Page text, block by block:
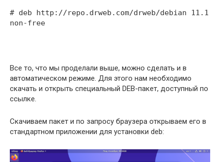
# deb http://repo.drweb.com/drweb/debian 11.1
non-free
Все то, что мы проделали выше, можно сделать и в
автоматическом режиме. Для этого нам необходимо
скачать и открыть специальный DEB-пакет, доступный по
ссылке.
Скачиваем пакет и по запросу браузера открываем его в
стандартном приложении для установки deb: